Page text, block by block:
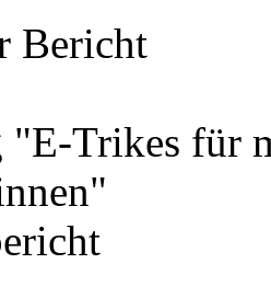
Bericht
"E-Trikes für